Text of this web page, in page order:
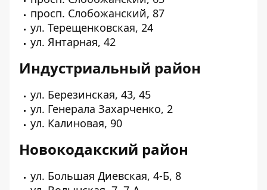
просп. Слобожанский, 87
ул. Терещенковская, 24
ул. Янтарная, 42
Индустриальный район
ул. Березинская, 43, 45
ул. Генерала Захарченко, 2
ул. Калиновая, 90
Новокодакский район
ул. Большая Диевская, 4-Б, 8